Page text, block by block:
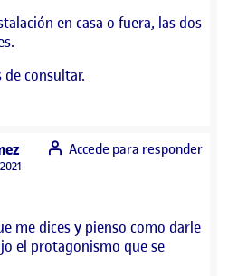
en casa o fuera, las dos
de consultar.
says:
me dices y pienso como darle
el protagonismo que se
Accede para responder